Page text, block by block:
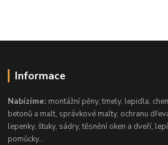
Informace
Nabízíme: montážní pěny, tmely, lepidla,
betonů a malt, správkové malty, ochranu
lepenky, štuky, sádry, těsnění oken a dveří,
pomůcky...